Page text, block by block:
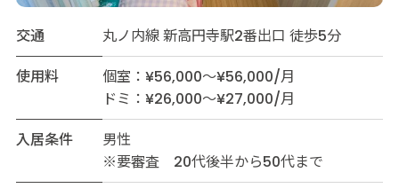
交通
丸ノ内線 新高円寺駅2番出口 徒歩5分
使用料
個室：¥56,000～¥56,000/月
ドミ：¥26,000～¥27,000/月
入居条件
男性
※要審査 20代後半から50代まで